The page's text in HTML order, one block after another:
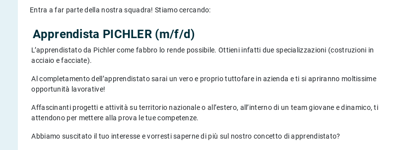
Entra a far parte della nostra squadra! Stiamo cercando:
Apprendista PICHLER (m/f/d)
L’apprendistato da Pichler come fabbro lo rende possibile. Ottieni infatti due specializzazioni (costruzioni in
acciaio e facciate).
Al completamento dell’apprendistato sarai un vero e proprio tuttofare in azienda e ti si apriranno moltissime
opportunità lavorative!
Affascinanti progetti e attività su territorio nazionale o all’estero, all’interno di un team giovane e dinamico, ti
attendono per mettere alla prova le tue competenze.
Abbiamo suscitato il tuo interesse e vorresti saperne di più sul nostro concetto di apprendistato?